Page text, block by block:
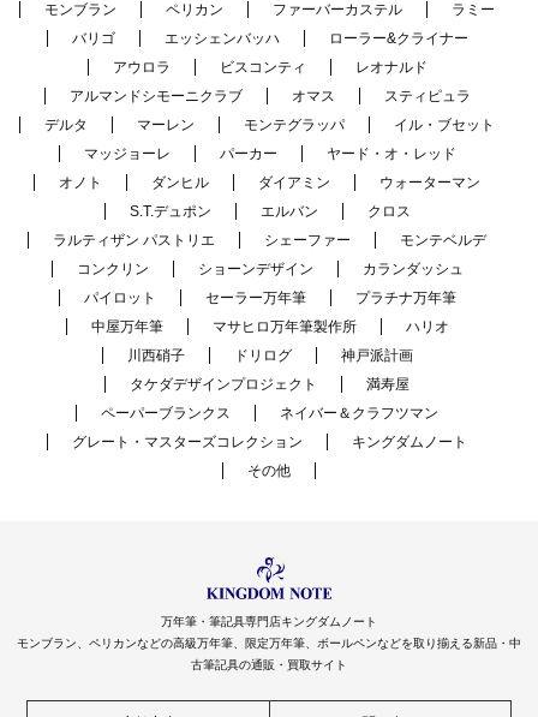
モンブラン
ペリカン ファーバーカステル
ラミー
バリゴ
エッシェンバッハ
ローラー&クライナー
アウロラ
ビスコンティ
レオナルド
アルマンドシモーニクラブ
オマス
スティピュラ
デルタ
マーレン モンテグラッパ
イル・ブセット
マッジョーレ
パーカー
ヤード・オ・レッド
オノト
ダンヒル ダイアミン
ウォーターマン
S.T.デュポン
エルバン
クロス
ラルティザン パストリエ
シェーファー
モンテベルデ
コンクリン
ショーンデザイン
カランダッシュ
パイロット
セーラー万年筆
プラチナ万年筆
中屋万年筆
マサヒロ万年筆製作所
ハリオ
川西硝子
ドリログ
神戸派計画
タケダデザインプロジェクト
満寿屋
ペーパーブランクス
ネイバー＆クラフツマン
グレート・マスターズコレクション
キングダムノート
その他
万年筆・筆記具専門店キングダムノート
モンブラン、ペリカンなどの高級万年筆、限定万年筆、ボールペンなどを取り揃える新品・中
古筆記具の通販・買取サイト